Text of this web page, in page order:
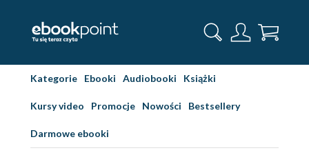
Kategorie Ebooki Audiobooki Książki
Kursy video Promocje Nowości Bestsellery
Darmowe ebooki